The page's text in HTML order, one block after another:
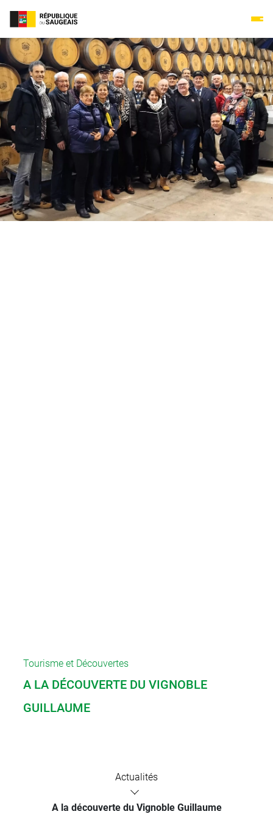
Tourisme et Découvertes
A LA DÉCOUVERTE DU VIGNOBLE
GUILLAUME
Actualités
A la découverte du Vignoble Guillaume